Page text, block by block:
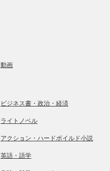
動画
ビジネス書・政治・経済
ライトノベル
アクション・ハードボイルド小説
英語・語学